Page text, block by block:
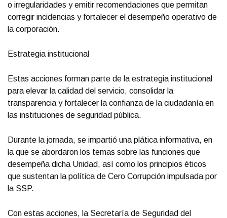
o irregularidades y emitir recomendaciones que permitan
corregir incidencias y fortalecer el desempeño operativo de
la corporación.
Estrategia institucional
Estas acciones forman parte de la estrategia institucional
para elevar la calidad del servicio, consolidar la
transparencia y fortalecer la confianza de la ciudadanía en
las instituciones de seguridad pública.
Durante la jornada, se impartió una plática informativa, en
la que se abordaron los temas sobre las funciones que
desempeña dicha Unidad, así como los principios éticos
que sustentan la política de Cero Corrupción impulsada por
la SSP.
Con estas acciones, la Secretaría de Seguridad del